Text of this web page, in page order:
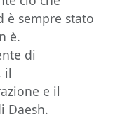
è sempre stato
è.
di
il
e il
Daesh.